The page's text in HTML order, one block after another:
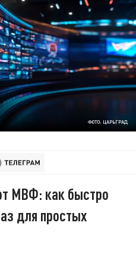
ФОТО: ЦАРЬГРАД
МВФ: как быстро
для простых